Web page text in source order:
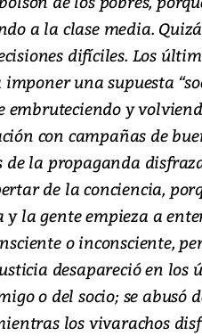
a la clase media.
difíciles. Los
una supuesta
embruteciendo y
con campañas de
de la propaganda
de la conciencia,
y la gente empieza a
o inconsciente,
desapareció en los
o del socio; se abusó
los vivarachos